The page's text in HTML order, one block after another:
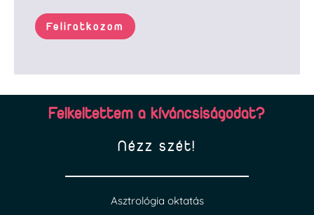
Feliratkozom
Felkeltettem a kíváncsiságodat?
Nézz szét!
Asztrológia oktatás